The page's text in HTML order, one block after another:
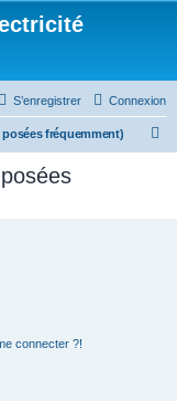
Connexion
S’enregistrer
fréquemment)
connecter ?!